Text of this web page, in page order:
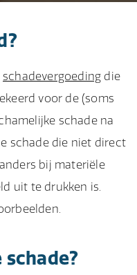
schadevergoeding die
voor de (soms
schade na
schade die niet direct
bij materiële
uit te drukken is.